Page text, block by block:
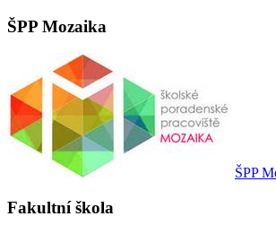
ŠPP Mozaika
ŠPP
Fakultní škola